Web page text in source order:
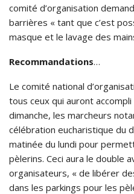
comité d’organisation
barrières « tant que c’est
masque et le lavage des
Recommandations…
Le comité national
tous ceux qui auront
dimanche, les marcheurs
célébration eucharistique du
matinée du lundi pour
pèlerins. Ceci aura le double
organisateurs, « de libérer
dans les parkings pour les